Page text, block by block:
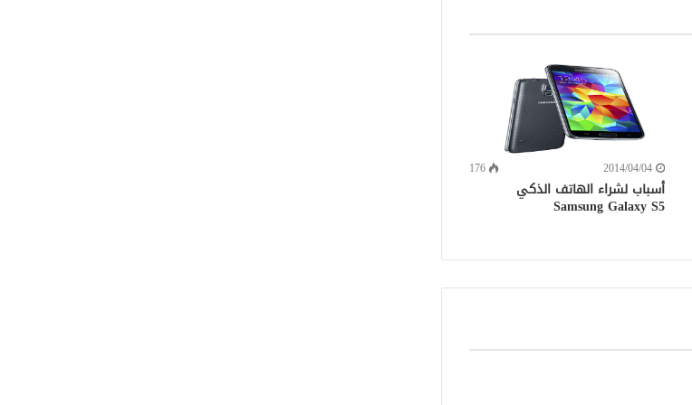
2014/04/04
176
أسباب لشراء الهاتف الذكي
Samsung Galaxy S5